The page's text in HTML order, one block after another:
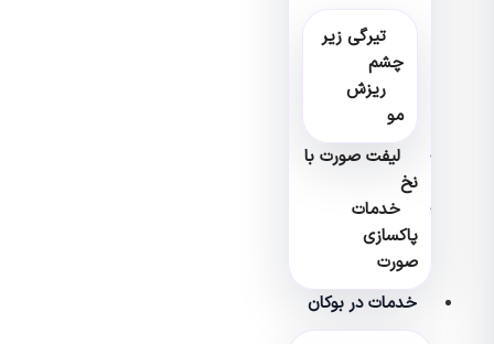
تیرگی زیر
چشم
ریزش
لیفت صورت با
خدمات
پاکسازی
صورت
خدمات در بوکان